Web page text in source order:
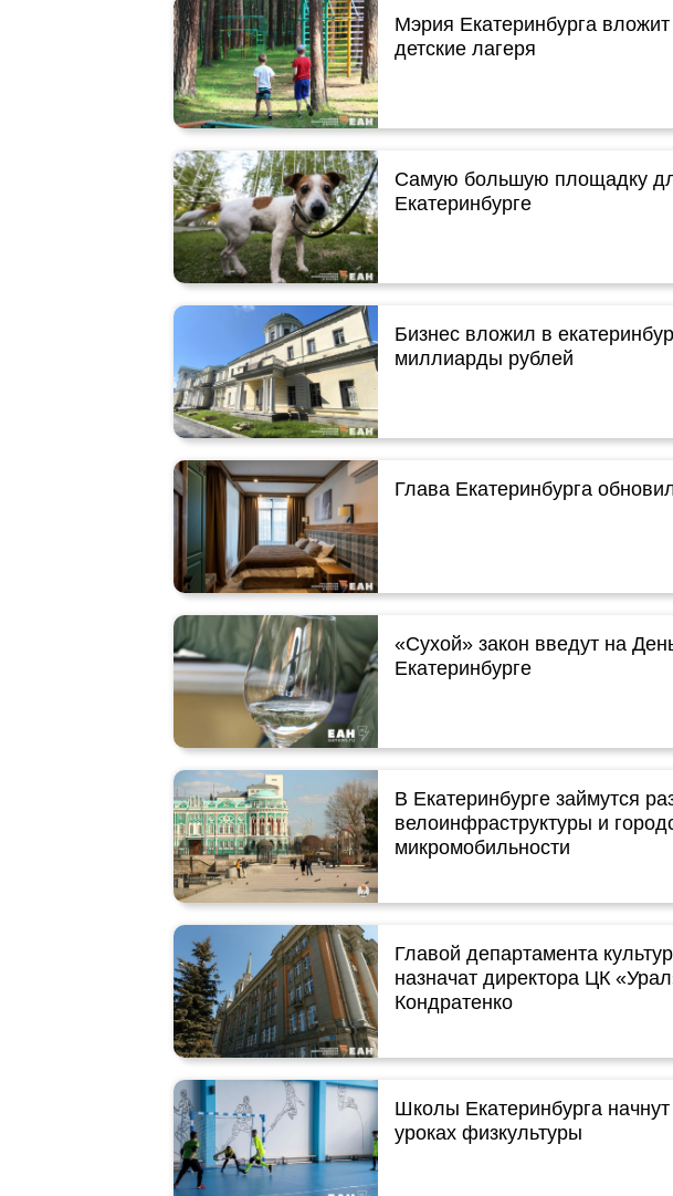
Мэрия Екатеринбурга
детские лагеря
Самую большую площадку
Екатеринбурге
Бизнес вложил в
миллиарды рублей
Глава Екатеринбурга
«Сухой» закон введут на
Екатеринбурге
В Екатеринбурге займутся
велоинфраструктуры и
микромобильности
Главой департамента
назначат директора ЦК
Кондратенко
Школы Екатеринбурга
уроках физкультуры